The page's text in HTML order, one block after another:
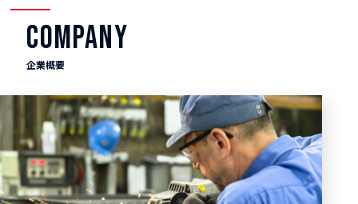
COMPANY
企業概要